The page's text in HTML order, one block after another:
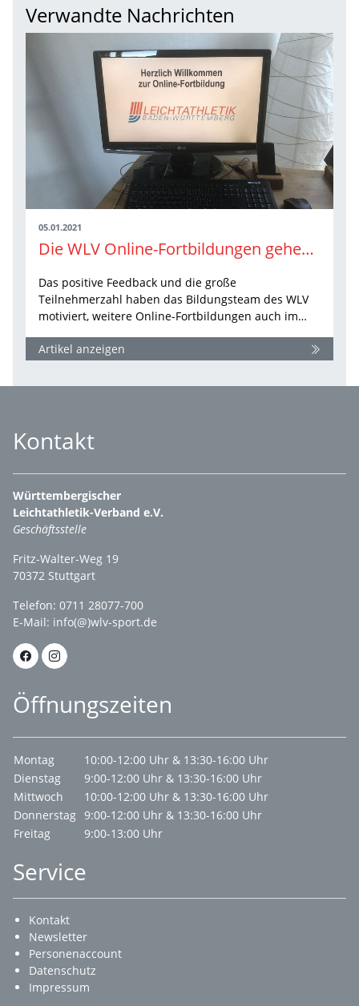
Verwandte Nachrichten
05.01.2021
Die WLV Online-Fortbildungen gehen auch 2021 weiter
Das positive Feedback und die große
Teilnehmerzahl haben das Bildungsteam des WLV
motiviert, weitere Online-Fortbildungen auch im…
Artikel anzeigen
Kontakt
Württembergischer
Leichtathletik-Verband e.V.
Geschäftsstelle
Fritz-Walter-Weg 19
70372 Stuttgart
Telefon: 0711 28077-700
E-Mail: info(@)wlv-sport.de
Öffnungszeiten
Montag
10:00-12:00 Uhr & 13:30-16:00 Uhr
Dienstag
9:00-12:00 Uhr & 13:30-16:00 Uhr
Mittwoch
10:00-12:00 Uhr & 13:30-16:00 Uhr
Donnerstag 9:00-12:00 Uhr & 13:30-16:00 Uhr
Freitag
9:00-13:00 Uhr
Service
Kontakt
Newsletter
Personenaccount
Datenschutz
Impressum